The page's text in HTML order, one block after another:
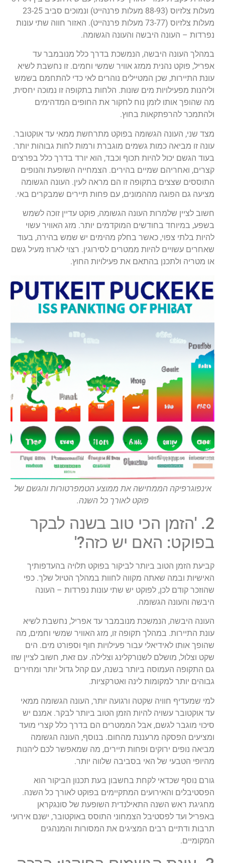
מעלות צלזיוס (88-93 מעלות פרנהייט) ונמוכים סביב 23-25
מעלות צלזיוס (73-77 מעלות פרנהייט). האזור חווה שתי עונות
נפרדות – העונה היבשה והעונה הגשומה.
במהלך העונה היבשה, הנמשכת בדרך כלל מנובמבר עד
אפריל, פוקט נהנית ממזג אוויר שמשי וחמים. זו נחשבת לשיא
עונת התיירות, שכן המטיילים נוהרים לאי כדי להתחמם בשמש
וליהנות מפעילויות מים שונות. הלחות בתקופה זו נמוכה יחסית,
מה שהופך אותו לזמן נוח לחקור את החופים המדהימים
ולהתמכר להרפתקאות בחוץ.
מצד שני, העונה הגשומה בפוקט מתרחשת ממאי עד אוקטובר.
עונה זו מביאה כמות גשמים מוגברת ורמות לחות גבוהות יותר.
בעוד הגשם יכול להיות תכוף וכבד, הוא יורד בדרך כלל בפרצים
קצרים, ואחריהם שמיים בהירים. הצמחייה השופעת והנופים
התוססים שצצים בתקופה זו הם מראה לעין. העונה הגשומה
מציעה גם הפוגה מההמונים, עם פחות תיירים שמבקרים באי.
חשוב לציין שלמרות העונה הגשומה, פוקט עדיין זוכה לשמש
בשפע, במיוחד בחודשים המוקדמים יותר. מזג האוויר עשוי
להיות בלתי צפוי, כאשר בחלק מהימים יש שמש בהירה, בעוד
שאחרים עשויים להיות ממטרים לסירוגין. רצוי לארוז מעיל גשם
או מטריה ולתכנן בהתאם את פעילויות החוץ.
אינפוגרפיקה הממחישה את ממוצע הטמפרטורות והגשם של
פוקט לאורך כל השנה.
2. 'הזמן הכי טוב בשנה לבקר
בפוקט: האם יש כזה?'
קביעת הזמן הטוב ביותר לביקור בפוקט תלויה בהעדפותיך
האישיות ובמה שאתה מקווה לחוות במהלך הטיול שלך. כפי
שהוזכר קודם לכן, לפוקט יש שתי עונות נפרדות – העונה
היבשה והעונה הגשומה.
העונה היבשה, הנמשכת מנובמבר עד אפריל, נחשבת לשיא
עונת התיירות. במהלך תקופה זו, מזג האוויר שמשי וחמים, מה
שהופך אותו לאידיאלי עבור פעילויות חוף וספורט מים. הים
שקט וצלול, מושלם לשנורקלינג וצלילה. עם זאת, חשוב לציין שזו
גם התקופה העמוסה ביותר בשנה, עם קהל גדול יותר ומחירים
גבוהים יותר למקומות לינה ואטרקציות.
למי שמעדיף חוויה שקטה ורגועה יותר, העונה הגשומה ממאי
עד אוקטובר עשויה להיות הזמן הטוב ביותר לבקר. אמנם יש
סיכוי מוגבר לגשם, אבל הממטרים הם בדרך כלל קצרי מועד
ומציעים הפסקה מרעננת מהחום. בנוסף, העונה הגשומה
מביאה נופים ירוקים ופחות תיירים, מה שמאפשר לכם ליהנות
מהיופי הטבעי של האי בסביבה שלווה יותר.
גורם נוסף שכדאי לקחת בחשבון בעת תכנון הביקור הוא
הפסטיבלים והאירועים המתקיימים בפוקט לאורך כל השנה.
מחגיגת ראש השנה התאילנדית השופעת של סונגקראן
באפריל ועד לפסטיבל הצמחוני התוסס באוקטובר, ישנם אירועי
תרבות ודתיים רבים המציגים את המסורות והמנהגים
המקומיים.